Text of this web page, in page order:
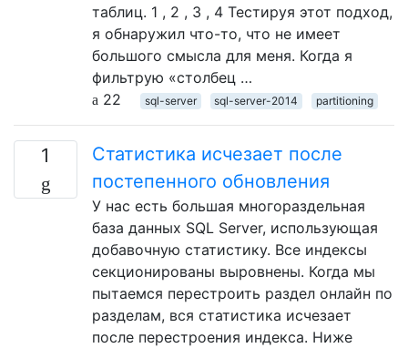
таблиц. 1 , 2 , 3 , 4 Тестируя этот подход,
я обнаружил что-то, что не имеет
большого смысла для меня. Когда я
фильтрую «столбец …
22
sql-server sql-server-2014 partitioning
1
Статистика исчезает после
постепенного обновления
У нас есть большая многораздельная
база данных SQL Server, использующая
добавочную статистику. Все индексы
секционированы выровнены. Когда мы
пытаемся перестроить раздел онлайн по
разделам, вся статистика исчезает
после перестроения индекса. Ниже